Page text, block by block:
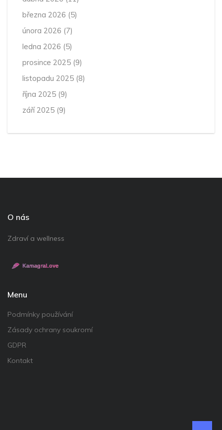
března 2026 (5)
února 2026 (7)
ledna 2026 (5)
prosince 2025 (9)
listopadu 2025 (8)
října 2025 (9)
září 2025 (9)
O nás
Zdraví a wellness
Menu
Podmínky používání
Zásady ochrany soukromí
GDPR
Kontakt